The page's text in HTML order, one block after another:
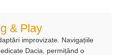
& Play
improvizate. Navigațiile
Dacia, permițând o